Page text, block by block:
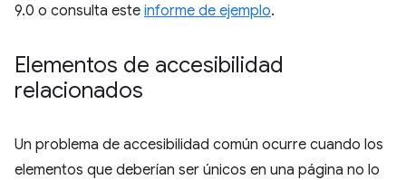
9.0 o consulta este informe de ejemplo.
Elementos de accesibilidad
relacionados
Un problema de accesibilidad común ocurre cuando los
elementos que deberían ser únicos en una página no lo